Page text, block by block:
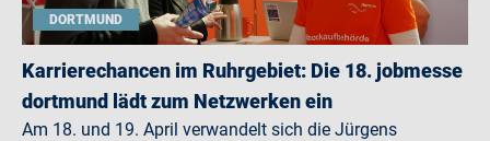
DORTMUND
Karrierechancen im Ruhrgebiet: Die 18. jobmesse
dortmund lädt zum Netzwerken ein
Am 18. und 19. April verwandelt sich die Jürgens